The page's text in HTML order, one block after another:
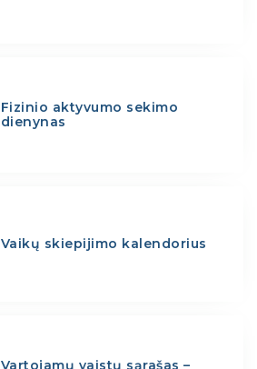
Fizinio aktyvumo sekimo
dienynas
Vaikų skiepijimo kalendorius
Vartojamų vaistų sąrašas –